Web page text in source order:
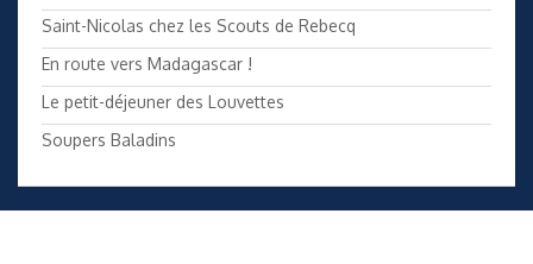
Saint-Nicolas chez les Scouts de Rebecq
En route vers Madagascar !
Le petit-déjeuner des Louvettes
Soupers Baladins